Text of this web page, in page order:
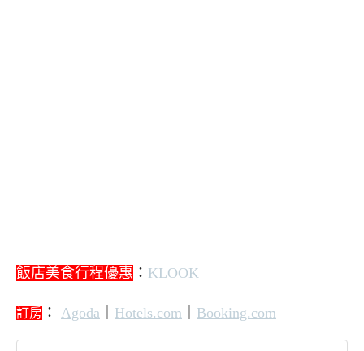
飯店美食行程優惠 ： KLOOK
訂房 ： Agoda Hotels.com Booking.com